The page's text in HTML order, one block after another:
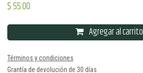
$55.00
Agregar al carrito
Términos y condiciones
Grantía de devolución de 30 días